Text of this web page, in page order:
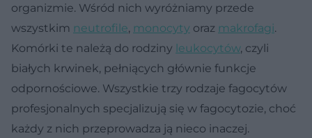
organizmie. Wśród nich wyróżniamy przede
wszystkim neutrofile, monocyty oraz makrofagi.
Komórki te należą do rodziny leukocytów, czyli
białych krwinek, pełniących głównie funkcje
odpornościowe. Wszystkie trzy rodzaje fagocytów
profesjonalnych specjalizują się w fagocytozie, choć
każdy z nich przeprowadza ją nieco inaczej.